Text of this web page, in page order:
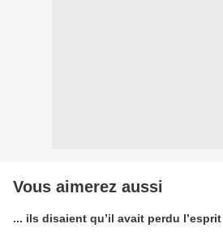
Vous aimerez aussi
... ils disaient qu’il avait perdu l’esprit